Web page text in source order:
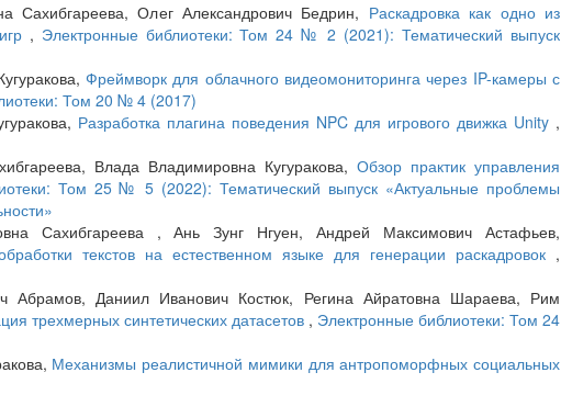
Сахибгареева, Олег Александрович Бедрин, Раскадровка как одно из
, Электронные библиотеки: Том 24 № 2 (2021): Тематический выпуск
Фреймворк для облачного видеомониторинга через IP-камеры с
Том 20 № 4 (2017)
Разработка плагина поведения NPC для игрового движка Unity ,
Влада Владимировна Кугуракова, Обзор практик управления
Том 25 № 5 (2022): Тематический выпуск «Актуальные проблемы
Сахибгареева , Ань Зунг Нгуен, Андрей Максимович Астафьев,
текстов на естественном языке для генерации раскадровок ,
Абрамов, Даниил Иванович Костюк, Регина Айратовна Шараева, Рим
трехмерных синтетических датасетов , Электронные библиотеки: Том 24
Механизмы реалистичной мимики для антропоморфных социальных